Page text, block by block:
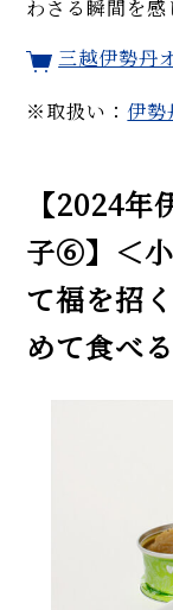
わさる瞬間を感
三越伊勢丹
※取扱い： 伊
【2024
子⑥】＜
て福を招
めて食べ